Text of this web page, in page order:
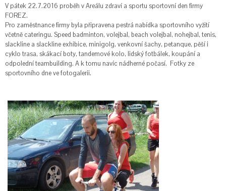
V pátek 22.7.2016 proběh v Areálu zdraví a sportu sportovní den firmy
FOREZ.
Pro zaměstnance firmy byla připravena pestrá nabídka sportovního vyžití
včetně cateringu. Speed badminton, volejbal, beach volejbal, nohejbal, tenis,
slackline a slackline exhibice, minigolg, venkovní šachy, petanque, pěší i
cyklo trasa, skákací boty, tandemové kolo, lidský fotbálek, koupání a
odpolední teambuilding. A k tomu navíc nádherné počasí. Fotky ze
sportovního dne ve fotogalerii.